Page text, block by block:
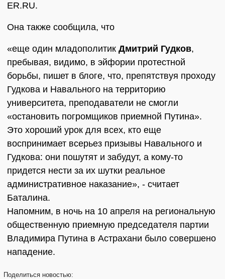
ER.RU.
Она также сообщила, что
«еще один младополитик Дмитрий Гудков,
пребывая, видимо, в эйфории протестной
борьбы, пишет в блоге, что, препятствуя проходу
Гудкова и Навального на территорию
университета, преподаватели не смогли
«остановить погромщиков приемной Путина».
Это хороший урок для всех, кто еще
воспринимает всерьез призывы Навального и
Гудкова: они пошутят и забудут, а кому-то
придется нести за их шутки реальное
административное наказание», - считает
Баталина.
Напомним, в ночь на 10 апреля на региональную
общественную приемную председателя партии
Владимира Путина в Астрахани было совершено
нападение.
Поделиться новостью: